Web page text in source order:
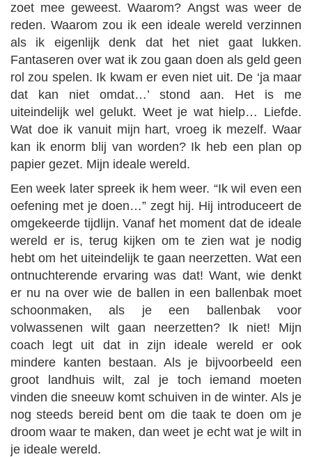
zoet mee geweest. Waarom? Angst was weer de
reden. Waarom zou ik een ideale wereld verzinnen
als ik eigenlijk denk dat het niet gaat lukken.
Fantaseren over wat ik zou gaan doen als geld geen
rol zou spelen. Ik kwam er even niet uit. De ‘ja maar
dat kan niet omdat…’ stond aan. Het is me
uiteindelijk wel gelukt. Weet je wat hielp… Liefde.
Wat doe ik vanuit mijn hart, vroeg ik mezelf. Waar
kan ik enorm blij van worden? Ik heb een plan op
papier gezet. Mijn ideale wereld.
Een week later spreek ik hem weer. “Ik wil even een
oefening met je doen…” zegt hij. Hij introduceert de
omgekeerde tijdlijn. Vanaf het moment dat de ideale
wereld er is, terug kijken om te zien wat je nodig
hebt om het uiteindelijk te gaan neerzetten. Wat een
ontnuchterende ervaring was dat! Want, wie denkt
er nu na over wie de ballen in een ballenbak moet
schoonmaken, als je een ballenbak voor
volwassenen wilt gaan neerzetten? Ik niet! Mijn
coach legt uit dat in zijn ideale wereld er ook
mindere kanten bestaan. Als je bijvoorbeeld een
groot landhuis wilt, zal je toch iemand moeten
vinden die sneeuw komt schuiven in de winter. Als je
nog steeds bereid bent om die taak te doen om je
droom waar te maken, dan weet je echt wat je wilt in
je ideale wereld.